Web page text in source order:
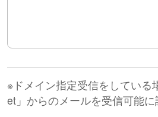
※ドメイン指定受信をしている
et 」からのメールを受信可能に